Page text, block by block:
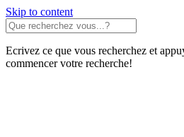
Skip to content
Ecrivez ce que vous recherchez et
commencer votre recherche!